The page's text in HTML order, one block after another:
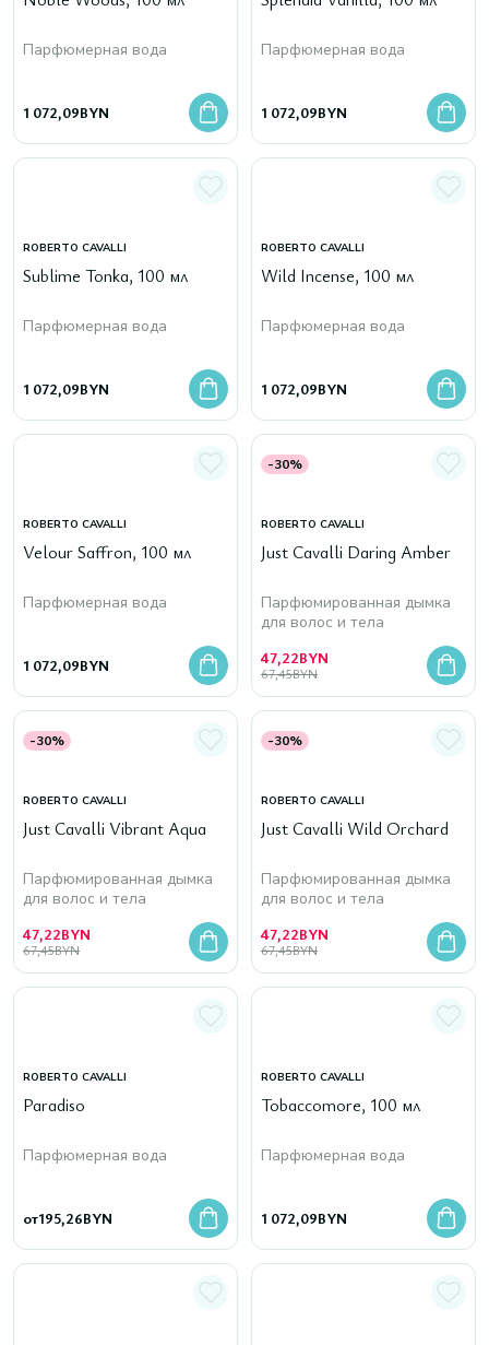
Парфюмерная вода
1 072,09BYN
Парфюмерная вода
1 072,09BYN
ROBERTO CAVALLI
Sublime Tonka, 100 мл
Парфюмерная вода
1 072,09BYN
ROBERTO CAVALLI
Wild Incense, 100 мл
Парфюмерная вода
1 072,09BYN
ROBERTO CAVALLI
Velour Saffron, 100 мл
Парфюмерная вода
1 072,09BYN
-30%
ROBERTO CAVALLI
Just Cavalli Daring Amber
Парфюмированная дымка
для волос и тела
47,22BYN
67,45BYN
-30%
ROBERTO CAVALLI
Just Cavalli Vibrant Aqua
Парфюмированная дымка
для волос и тела
47,22BYN
67,45BYN
-30%
ROBERTO CAVALLI
Just Cavalli Wild Orchard
Парфюмированная дымка
для волос и тела
47,22BYN
67,45BYN
ROBERTO CAVALLI
Paradiso
Парфюмерная вода
от195,26BYN
ROBERTO CAVALLI
Tobaccomore, 100 мл
Парфюмерная вода
1 072,09BYN